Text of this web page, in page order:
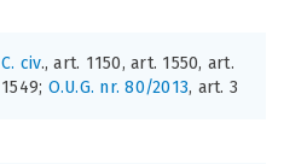
C. civ., art. 1150, art. 1550, art.
1549; O.U.G. nr. 80/2013, art. 3